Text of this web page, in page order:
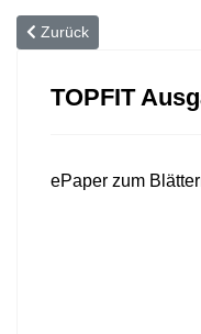
Vorheriger Beitrag:
Zurück
TOPFIT
ePaper zum